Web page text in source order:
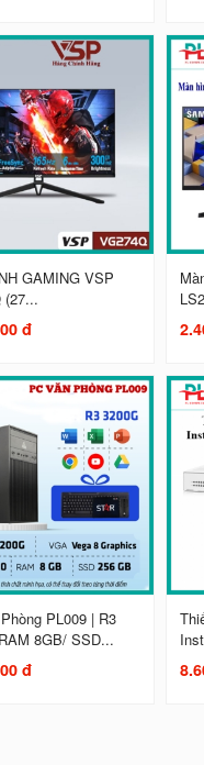
GAMING VSP
(27...
đ
PL009 | R3
8GB/ SSD...
đ